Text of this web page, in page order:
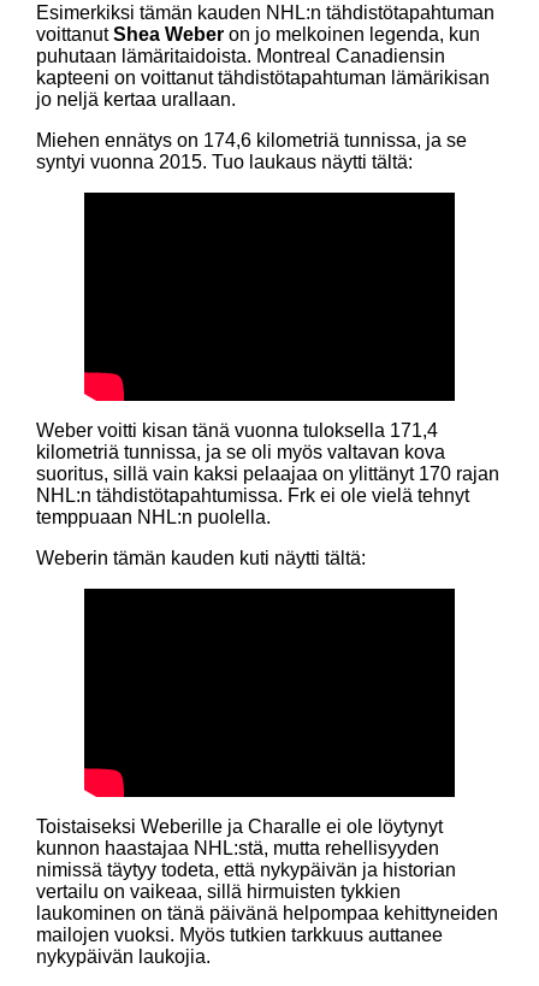
Esimerkiksi tämän kauden NHL:n tähdistötapahtuman
voittanutShea Weber on jo melkoinen legenda, kun
puhutaan lämäritaidoista. Montreal Canadiensin
kapteeni on voittanut tähdistötapahtuman lämärikisan
jo neljä kertaa urallaan.
Miehen ennätys on 174,6 kilometriä tunnissa, ja se
syntyi vuonna 2015. Tuo laukaus näytti tältä:
Weber voitti kisan tänä vuonna tuloksella 171,4
kilometriä tunnissa, ja se oli myös valtavan kova
suoritus, sillä vain kaksi pelaajaa on ylittänyt 170 rajan
NHL:n tähdistötapahtumissa. Frk ei ole vielä tehnyt
temppuaan NHL:n puolella.
Weberin tämän kauden kuti näytti tältä:
Toistaiseksi Weberille ja Charalle ei ole löytynyt
kunnon haastajaa NHL:stä, mutta rehellisyyden
nimissä täytyy todeta, että nykypäivän ja historian
vertailu on vaikeaa, sillä hirmuisten tykkien
laukominen on tänä päivänä helpompaa kehittyneiden
mailojen vuoksi. Myös tutkien tarkkuus auttanee
nykypäivän laukojia.